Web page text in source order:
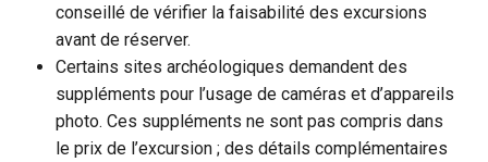
conseillé de vérifier la faisabilité des excursions
avant de réserver.
Certains sites archéologiques demandent des
suppléments pour l’usage de caméras et d’appareils
photo. Ces suppléments ne sont pas compris dans
le prix de l’excursion ; des détails complémentaires